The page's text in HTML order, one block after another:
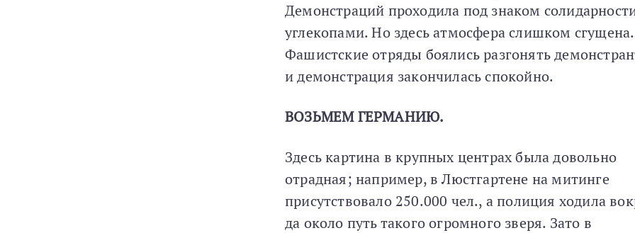
Демонстраций проходила под знаком
углекопами. Но здесь атмосфера слишком сгущена.
Фашистские отряды боялись разгонять
и демонстрация закончилась спокойно.
ВОЗЬМЕМ ГЕРМАНИЮ.
Здесь картина в крупных центрах была довольно
отрадная; например, в Люстгартене на митинге
присутствовало 250.000 чел., а полиция ходила
да около путь такого огромного зверя. Зато в